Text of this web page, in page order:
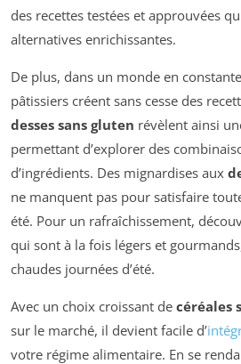
des recettes testées et approuvées
alternatives enrichissantes.
De plus, dans un monde en
pâtissiers créent sans cesse des
desses sans gluten révèlent ainsi
permettant d’explorer des
d’ingrédients. Des mignardises aux
ne manquent pas pour satisfaire
été. Pour un rafraîchissement,
qui sont à la fois légers et
chaudes journées d’été.
Avec un choix croissant de céréales
sur le marché, il devient facile d’
votre régime alimentaire. En se